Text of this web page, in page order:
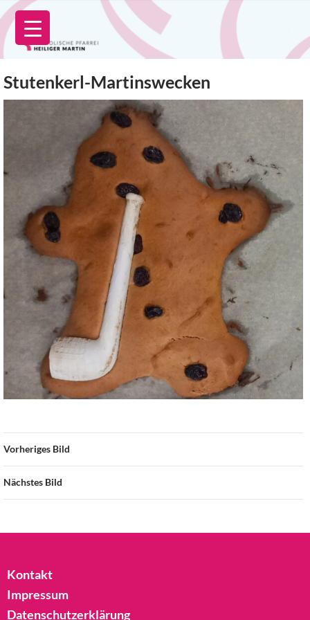
Zum
Inhalt
springen
Stutenkerl-Martinswecken
Vorheriges Bild
Nächstes Bild
Kontakt
Impressum
Datenschutzerklärung